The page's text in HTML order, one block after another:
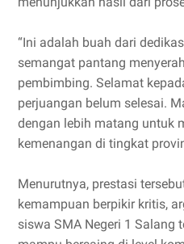
“Ini adalah buah dari
semangat pantang
pembimbing. Selamat
perjuangan belum selesai.
dengan lebih matang untuk
kemenangan di tingkat
Menurutnya, prestasi
kemampuan berpikir kritis,
siswa SMA Negeri 1 Salang